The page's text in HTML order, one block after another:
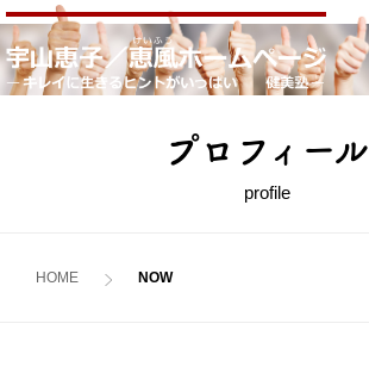
プロフィール
profile
HOME